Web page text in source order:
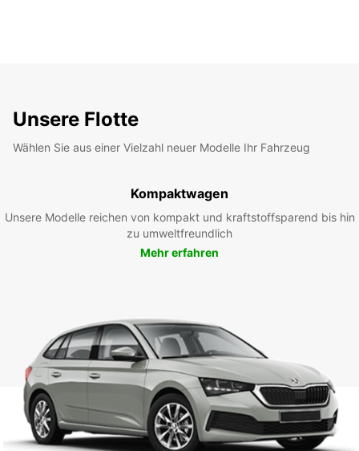
Unsere Flotte
Wählen Sie aus einer Vielzahl neuer Modelle Ihr Fahrzeug
Kompaktwagen
Unsere Modelle reichen von kompakt und kraftstoffsparend bis hin
zu umweltfreundlich
Mehr erfahren